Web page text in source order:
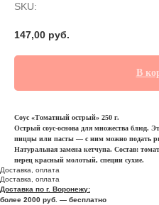
SKU:
147,00 руб.
В
Соус «Томатный острый» 250 г.
Острый соус-основа для множества блюд.
пиццы или пасты — с ним можно подать
Натуральная замена кетчупа. Состав:
перец красный молотый, специи сухие.
Доставка, оплата
Доставка, оплата
Доставка по г. Воронежу:
более 2000 руб. — бесплатно